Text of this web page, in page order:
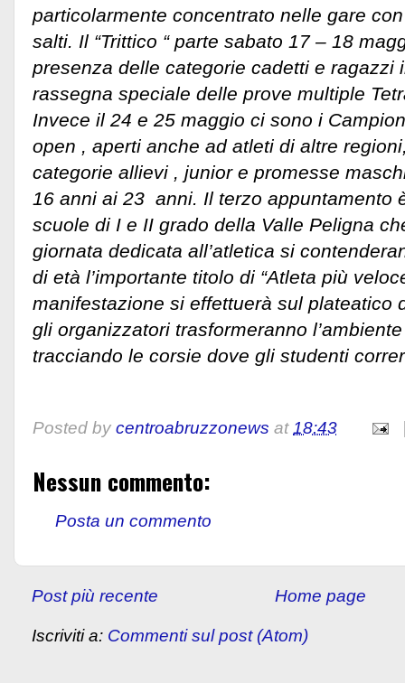
particolarmente concentrato nelle gare
salti. Il “Trittico “ parte sabato 17 – 18
presenza delle categorie cadetti e ragazzi
rassegna speciale delle prove multiple
Invece il 24 e 25 maggio ci sono i
open , aperti anche ad atleti di altre
categorie allievi , junior e promesse
16 anni ai 23 anni. Il terzo appuntamento
scuole di I e II grado della Valle Peligna
giornata dedicata all’atletica si
di età l’importante titolo di “Atleta più
manifestazione si effettuerà sul plateatico
gli organizzatori trasformeranno
tracciando le corsie dove gli studenti
Posted by centroabruzzonews at18:43
Nessun commento:
Posta un commento
Post più recente Home page
Iscriviti a: Commenti sul post (Atom)